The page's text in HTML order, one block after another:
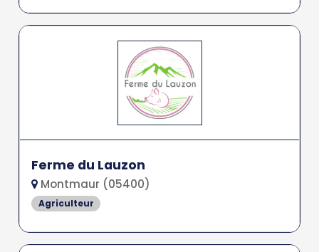
Ferme du Lauzon
Montmaur (05400)
Agriculteur